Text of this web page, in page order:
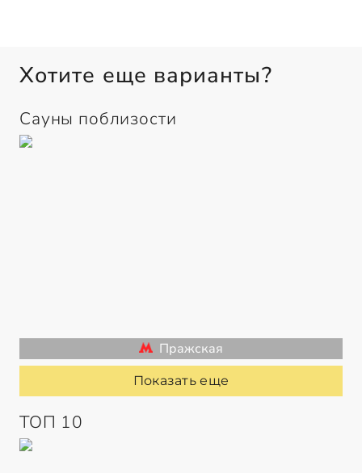
Хотите еще варианты?
Сауны поблизости
Пражская
Показать еще
ТОП 10